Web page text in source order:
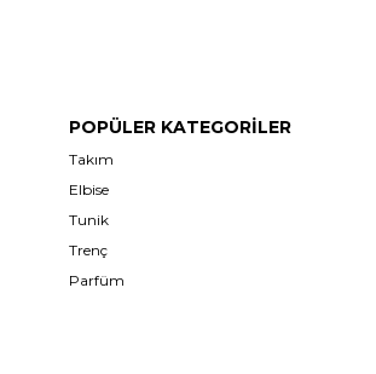
POPÜLER KATEGORİLER
Takım
Elbise
Tunik
Trenç
Parfüm